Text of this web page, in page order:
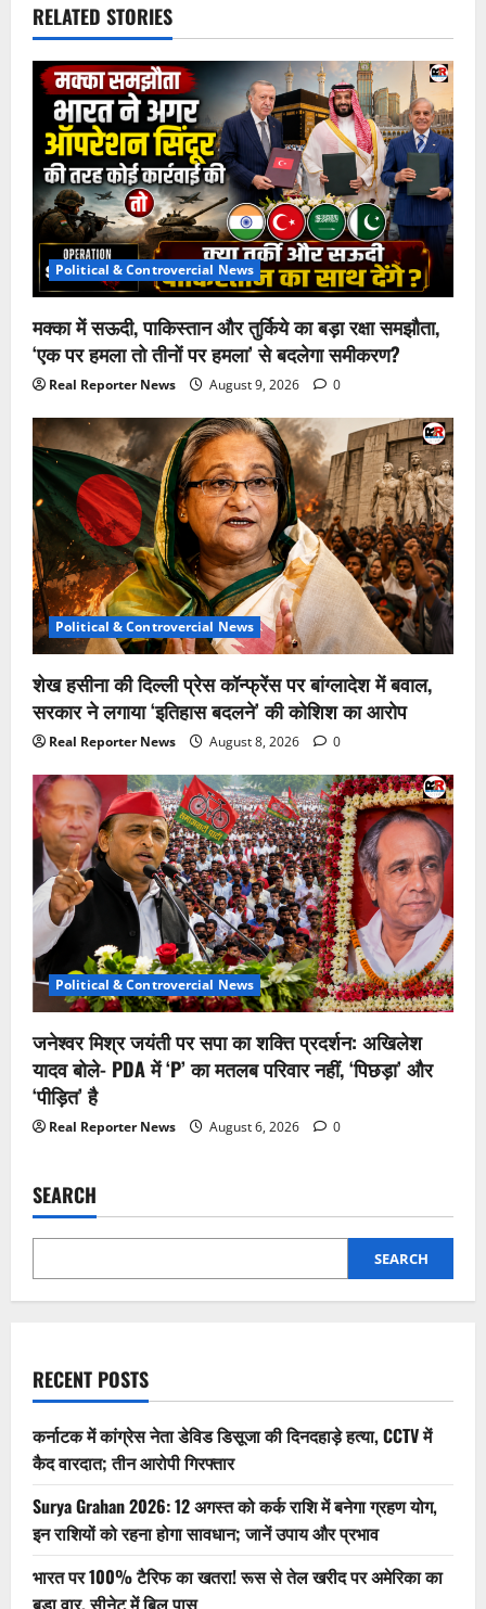
RELATED STORIES
Political & Controvercial News
मक्का में सऊदी, पाकिस्तान और तुर्किये का बड़ा रक्षा समझौता,
‘एक पर हमला तो तीनों पर हमला’ से बदलेगा समीकरण?
Real Reporter News August 9, 2026 0
Political & Controvercial News
शेख हसीना की दिल्ली प्रेस कॉन्फ्रेंस पर बांग्लादेश में बवाल,
सरकार ने लगाया ‘इतिहास बदलने’ की कोशिश का आरोप
Real Reporter News August 8, 2026 0
Political & Controvercial News
जनेश्वर मिश्र जयंती पर सपा का शक्ति प्रदर्शन: अखिलेश
यादव बोले- PDA में ‘P’ का मतलब परिवार नहीं, ‘पिछड़ा’ और
‘पीड़ित’ है
Real Reporter News August 6, 2026 0
SEARCH
SEARCH
RECENT POSTS
कर्नाटक में कांग्रेस नेता डेविड डिसूजा की दिनदहाड़े हत्या, CCTV में
कैद वारदात; तीन आरोपी गिरफ्तार
Surya Grahan 2026: 12 अगस्त को कर्क राशि में बनेगा ग्रहण योग,
इन राशियों को रहना होगा सावधान; जानें उपाय और प्रभाव
भारत पर 100% टैरिफ का खतरा! रूस से तेल खरीद पर अमेरिका का
बड़ा वार, सीनेट में बिल पास